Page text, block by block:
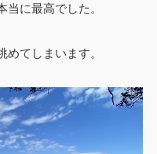
に最高でした。
てしまいます。